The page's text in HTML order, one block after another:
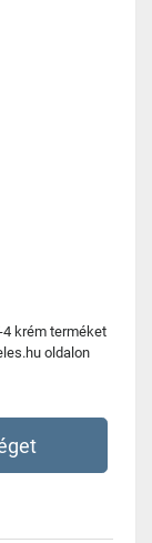
4 krém terméket
oldalon